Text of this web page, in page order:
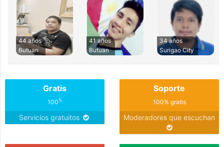
44 años
Butuan
41 años
Butuan
34 años
Surigao City
Gratis
100%
Servicios gratuitos
Soporte
100% gratis
Moderadores que escuchan